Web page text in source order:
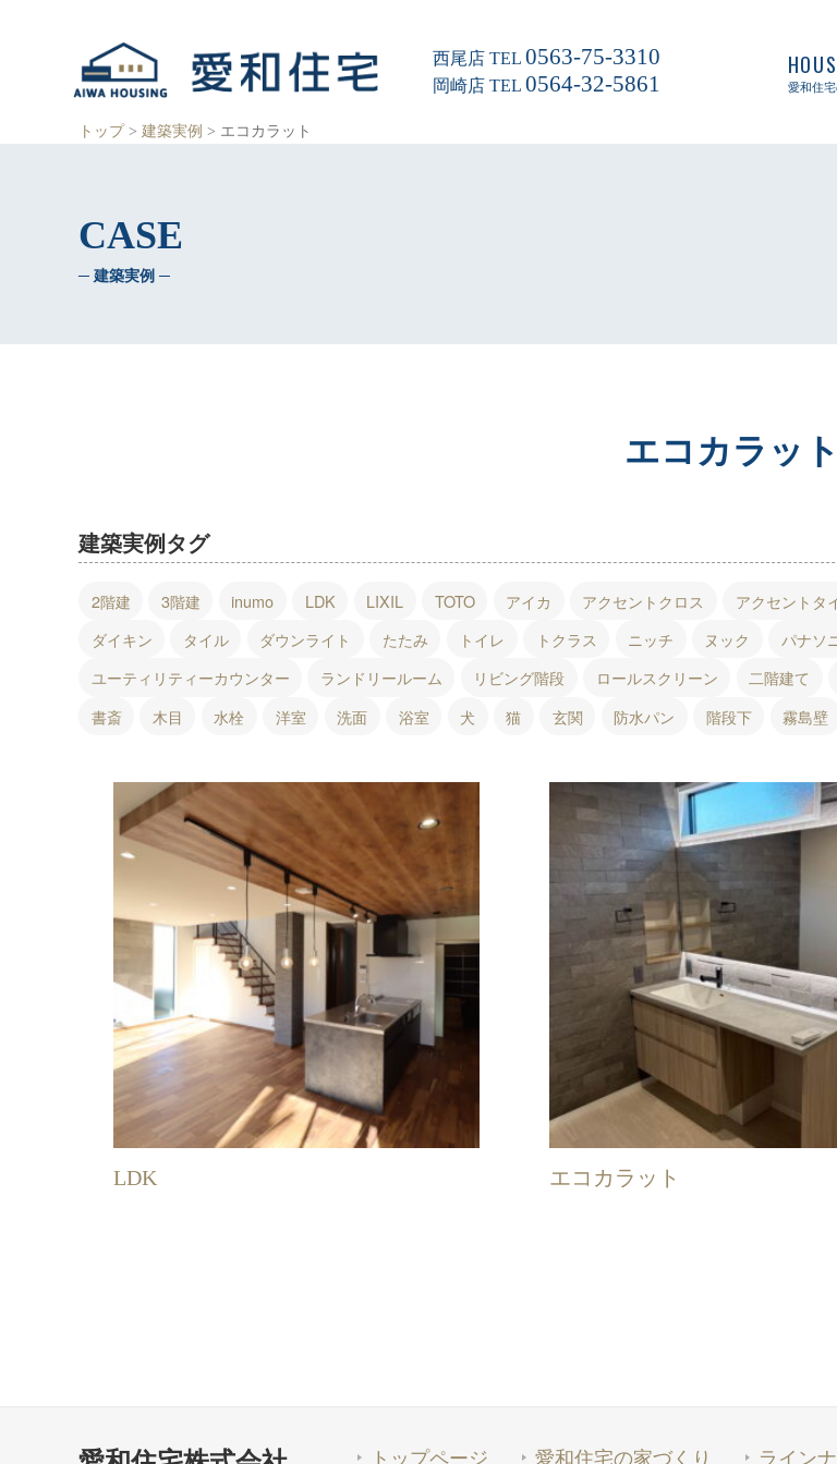
岡
ク
西尾店 TEL0563-75-3310
岡崎店 TEL0564-32-5861 愛和住
トップ > 建築実例 > エコカラット
CASE
─ 建築実例 ─
エコカラット
建築実例タグ
2階建 3階建 inumo LDK LIXIL TOTO アイカ アクセントクロス アクセントタ
ダイキン
タイル ダウンライト たたみ トイレ トクラス ニッチ ヌック パナソ
ユーティリティーカウンター
ランドリールーム リビング階段 ロールスクリーン 二階建て
書斎
木目 水栓 洋室 洗面 浴室 犬 猫 玄関 防水パン 階段下 霧島壁
LDK エコカラット
トップページ 愛和住宅の家づくり ライン